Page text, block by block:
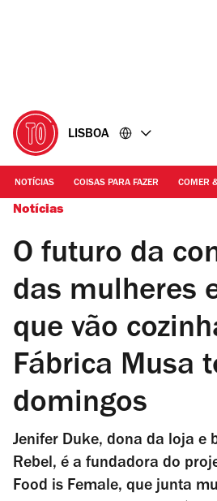
LISBOA
NOTÍCIAS COISAS PARA FAZER COMER
Notícias
O futuro da
das mulheres
que vão
Fábrica Musa
domingos
Jenifer Duke, dona da loja e
Rebel, é a fundadora do
Food is Female, que junta